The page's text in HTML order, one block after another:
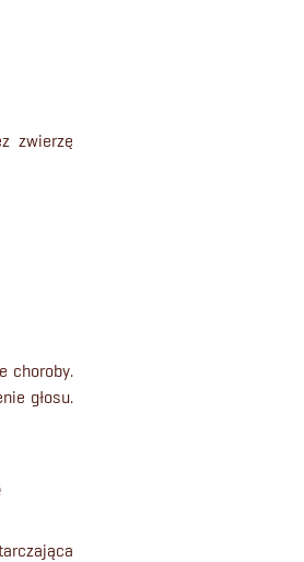
zwierzę
choroby.
głosu.